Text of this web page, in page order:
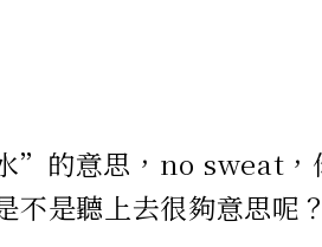
的意思，no sweat，
不是聽上去很夠意思呢？